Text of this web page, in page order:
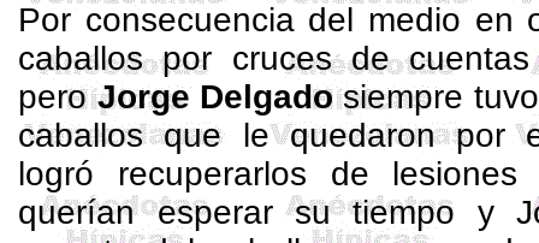
Por consecuencia del medio en
caballos por cruces de
peroJorge Delgadosiempre
caballos que le quedaron por
logró recuperarlos de
querían esperar su tiempo y